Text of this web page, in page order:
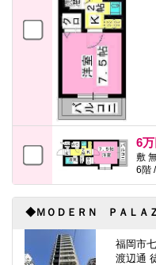
6万
敷
6階
◆ＭＯＤＥＲＮ ＰＡＬＡ
福岡市
渡辺通